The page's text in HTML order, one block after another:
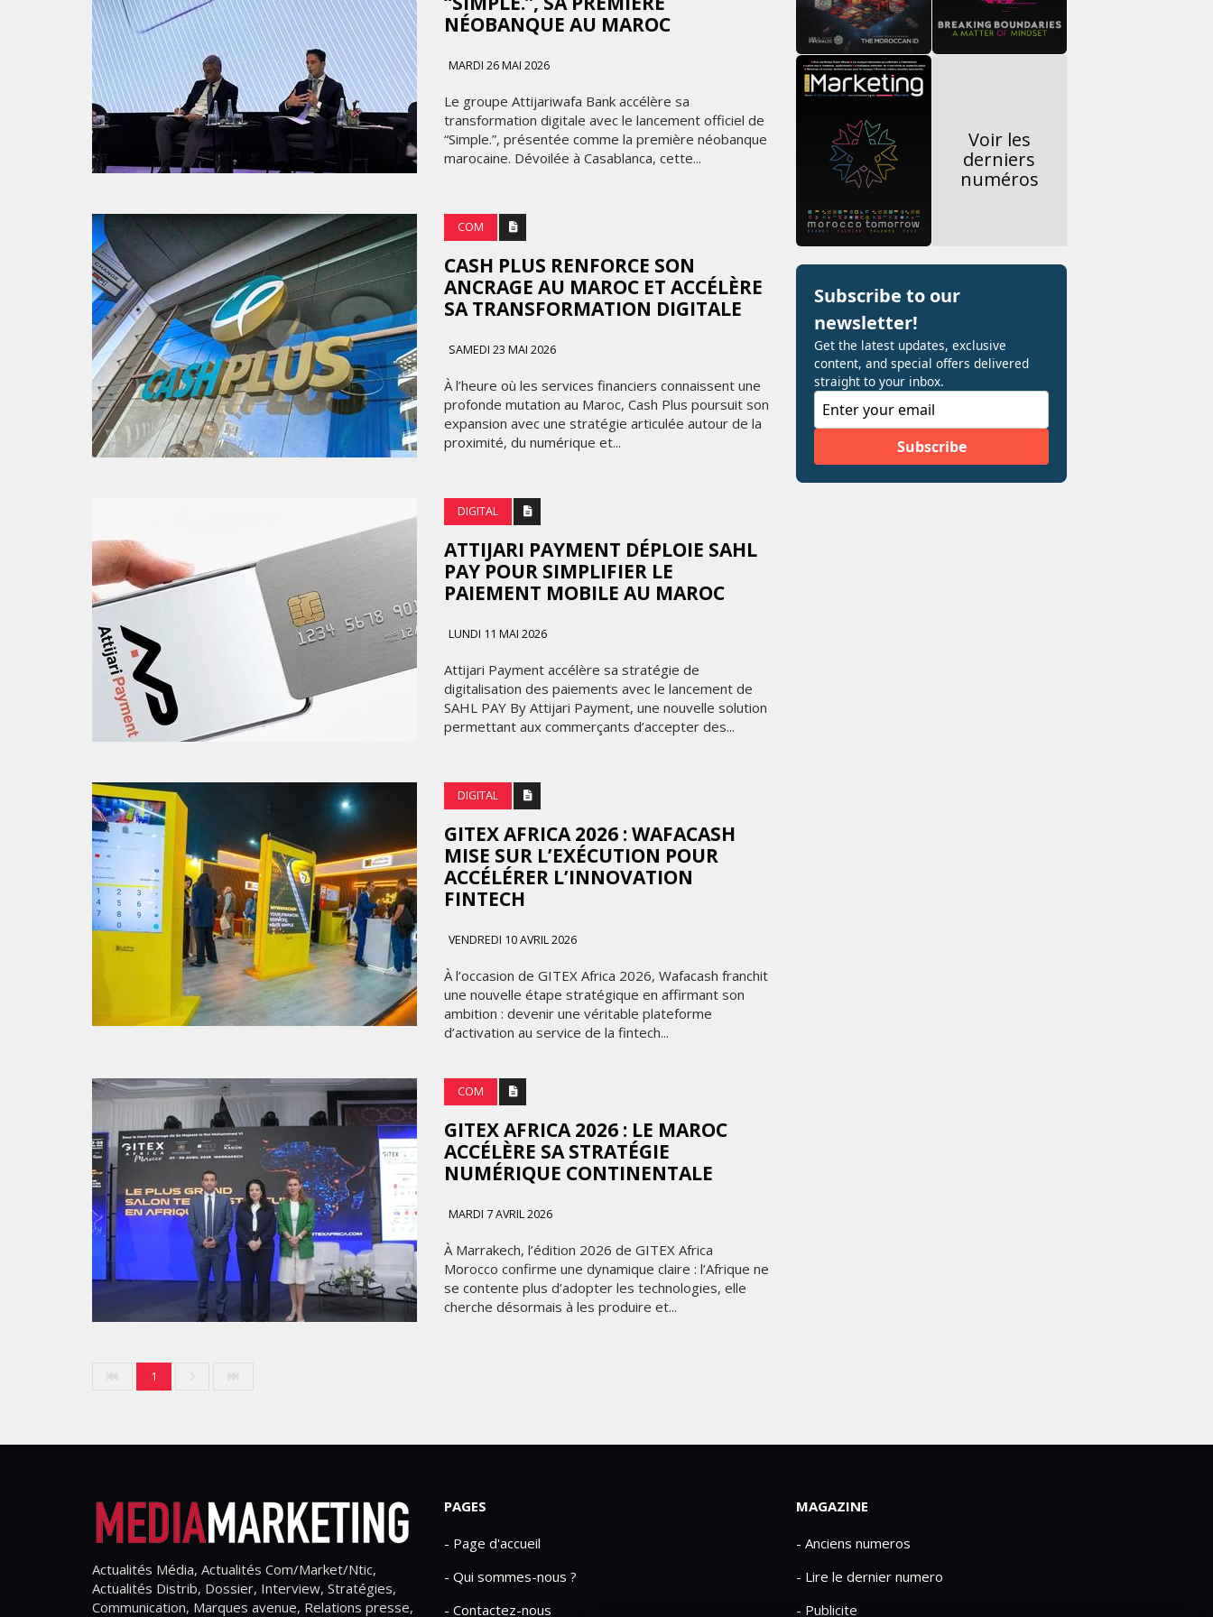
NÉOBANQUE AU MAROC
MARDI 26 MAI 2026
Le groupe Attijariwafa Bank accélère sa
transformation digitale avec le lancement officiel de
“Simple.”, présentée comme la première néobanque
marocaine. Dévoilée à Casablanca, cette...
COM
CASH PLUS RENFORCE SON
ANCRAGE AU MAROC ET ACCÉLÈRE
SA TRANSFORMATION DIGITALE
SAMEDI 23 MAI 2026
À l’heure où les services financiers connaissent une
profonde mutation au Maroc, Cash Plus poursuit son
expansion avec une stratégie articulée autour de la
proximité, du numérique et...
DIGITAL
ATTIJARI PAYMENT DÉPLOIE SAHL
PAY POUR SIMPLIFIER LE
PAIEMENT MOBILE AU MAROC
LUNDI 11 MAI 2026
Attijari Payment accélère sa stratégie de
digitalisation des paiements avec le lancement de
SAHL PAY By Attijari Payment, une nouvelle solution
permettant aux commerçants d’accepter des...
DIGITAL
GITEX AFRICA 2026 : WAFACASH
MISE SUR L’EXÉCUTION POUR
ACCÉLÉRER L’INNOVATION
FINTECH
VENDREDI 10 AVRIL 2026
À l’occasion de GITEX Africa 2026, Wafacash franchit
une nouvelle étape stratégique en affirmant son
ambition : devenir une véritable plateforme
d’activation au service de la fintech...
COM
GITEX AFRICA 2026 : LE MAROC
ACCÉLÈRE SA STRATÉGIE
NUMÉRIQUE CONTINENTALE
MARDI 7 AVRIL 2026
À Marrakech, l’édition 2026 de GITEX Africa
Morocco confirme une dynamique claire : l’Afrique ne
se contente plus d’adopter les technologies, elle
cherche désormais à les produire et...
1
Voir les
derniers
numéros
Actualités Média, Actualités Com/Market/Ntic,
Actualités Distrib, Dossier, Interview, Stratégies,
Communication, Marques avenue, Relations presse,
PAGES
- Page d'accueil
- Qui sommes-nous ?
- Contactez-nous
MAGAZINE
- Anciens numeros
- Lire le dernier numero
- Publicite